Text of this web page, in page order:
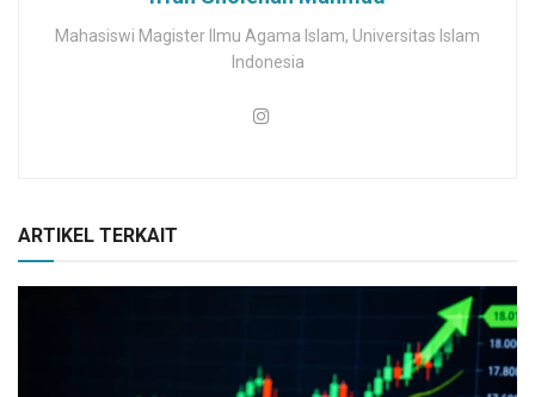
Mahasiswi Magister Ilmu Agama Islam, Universitas Islam
Indonesia
ARTIKEL TERKAIT